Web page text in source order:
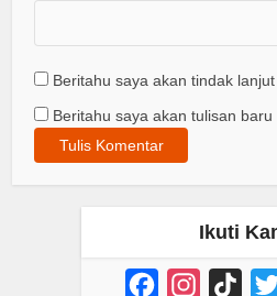
Beritahu saya akan tindak
Beritahu saya akan tulisan baru
Ikuti
FacebookInstagram